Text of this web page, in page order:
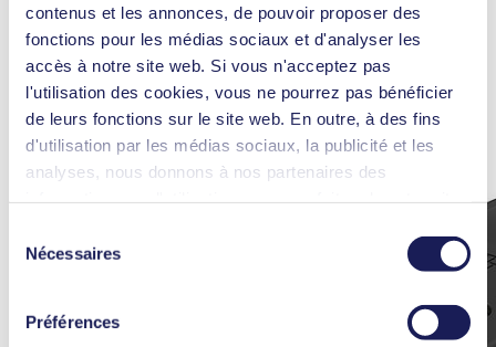
contenus et les annonces, de pouvoir proposer des
fonctions pour les médias sociaux et d'analyser les
accès à notre site web. Si vous n'acceptez pas
l'utilisation des cookies, vous ne pourrez pas bénéficier
de leurs fonctions sur le site web. En outre, à des fins
d'utilisation par les médias sociaux, la publicité et les
analyses, nous donnons à nos partenaires des
informations à d'autres données que vous leur avez
fournies ou qu'ils ont collectées dans le cadre de votre
utilisation des services. Vous pouvez à tout moment
révoquer votre autorisation en cliquant sur "Cookies" tout
Nécessaires
Préférences